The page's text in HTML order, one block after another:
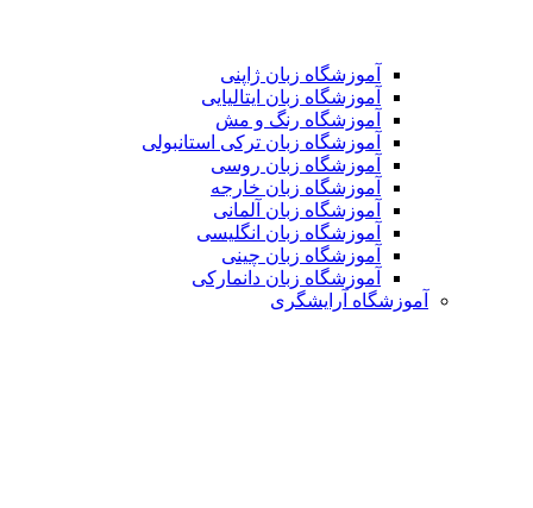
آموزشگاه زبان ژاپنی
آموزشگاه زبان ایتالیایی
آموزشگاه رنگ و مش
آموزشگاه زبان ترکی استانبولی
آموزشگاه زبان روسی
آموزشگاه زبان خارجه
آموزشگاه زبان آلمانی
آموزشگاه زبان انگلیسی
آموزشگاه زبان چینی
آموزشگاه زبان دانمارکی
آموزشگاه آرایشگری